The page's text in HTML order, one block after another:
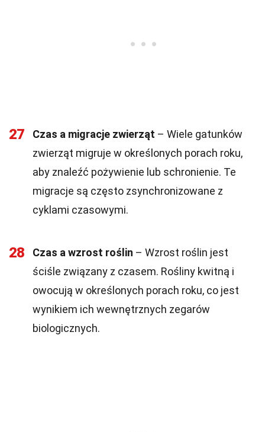
27 Czas a migracje zwierząt – Wiele gatunków
zwierząt migruje w określonych porach roku,
aby znaleźć pożywienie lub schronienie. Te
migracje są często zsynchronizowane z
cyklami czasowymi.
28 Czas a wzrost roślin – Wzrost roślin jest
ściśle związany z czasem. Rośliny kwitną i
owocują w określonych porach roku, co jest
wynikiem ich wewnętrznych zegarów
biologicznych.